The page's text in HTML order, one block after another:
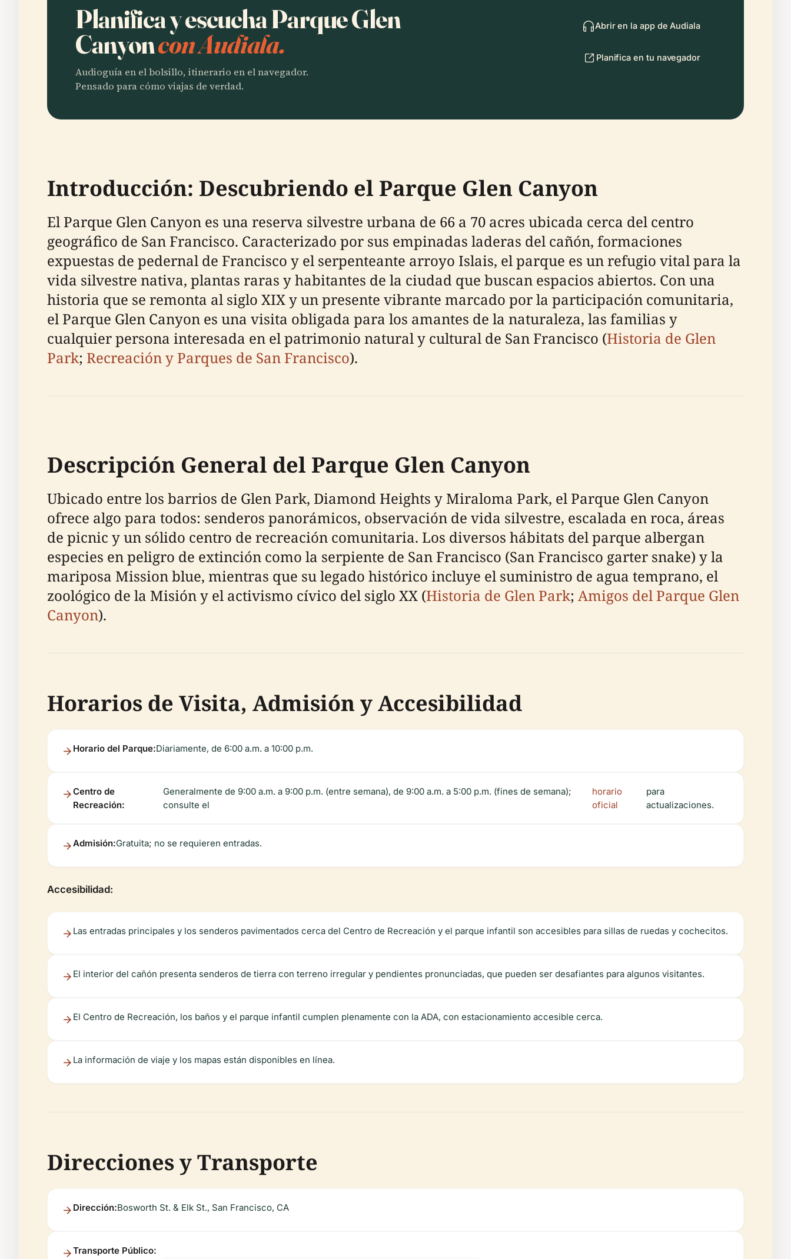
Planifica y escucha Parque Glen
Canyoncon Audiala.
Audioguía en el bolsillo, itinerario en el navegador.
Pensado para cómo viajas de verdad.
Abrir en la app de Audiala
Planifica en tu navegador
Introducción: Descubriendo el Parque Glen Canyon
El Parque Glen Canyon es una reserva silvestre urbana de 66 a 70 acres ubicada cerca del centro
geográfico de San Francisco. Caracterizado por sus empinadas laderas del cañón, formaciones
expuestas de pedernal de Francisco y el serpenteante arroyo Islais, el parque es un refugio vital para la
vida silvestre nativa, plantas raras y habitantes de la ciudad que buscan espacios abiertos. Con una
historia que se remonta al siglo XIX y un presente vibrante marcado por la participación comunitaria,
el Parque Glen Canyon es una visita obligada para los amantes de la naturaleza, las familias y
cualquier persona interesada en el patrimonio natural y cultural de San Francisco (Historia de Glen
Park; Recreación y Parques de San Francisco).
Descripción General del Parque Glen Canyon
Ubicado entre los barrios de Glen Park, Diamond Heights y Miraloma Park, el Parque Glen Canyon
ofrece algo para todos: senderos panorámicos, observación de vida silvestre, escalada en roca, áreas
de picnic y un sólido centro de recreación comunitaria. Los diversos hábitats del parque albergan
especies en peligro de extinción como la serpiente de San Francisco (San Francisco garter snake) y la
mariposa Mission blue, mientras que su legado histórico incluye el suministro de agua temprano, el
zoológico de la Misión y el activismo cívico del siglo XX (Historia de Glen Park; Amigos del Parque Glen
Canyon).
Horarios de Visita, Admisión y Accesibilidad
Horario del Parque:Diariamente, de 6:00 a.m. a 10:00 p.m.
Centro de
Recreación:
Generalmente de 9:00 a.m. a 9:00 p.m. (entre semana), de 9:00 a.m. a 5:00 p.m. (fines de semana);
consulte el
horario
oficial
para
actualizaciones.
Admisión:Gratuita; no se requieren entradas.
Accesibilidad:
Las entradas principales y los senderos pavimentados cerca del Centro de Recreación y el parque infantil son accesibles para sillas de ruedas y cochecitos.
El interior del cañón presenta senderos de tierra con terreno irregular y pendientes pronunciadas, que pueden ser desafiantes para algunos visitantes.
El Centro de Recreación, los baños y el parque infantil cumplen plenamente con la ADA, con estacionamiento accesible cerca.
La información de viaje y los mapas están disponibles en línea.
Direcciones y Transporte
Dirección:Bosworth St. & Elk St., San Francisco, CA
Transporte Público: